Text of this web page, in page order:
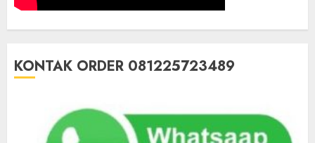
KONTAK ORDER 081225723489